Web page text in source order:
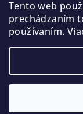
Tento web
prechádzaním
používaním.
Prijímame